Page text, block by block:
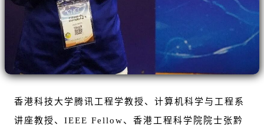
香港科技大学腾讯工程学教授、计算机科学与工程系
讲座教授、IEEE Fellow、香港工程科学院院士张黔